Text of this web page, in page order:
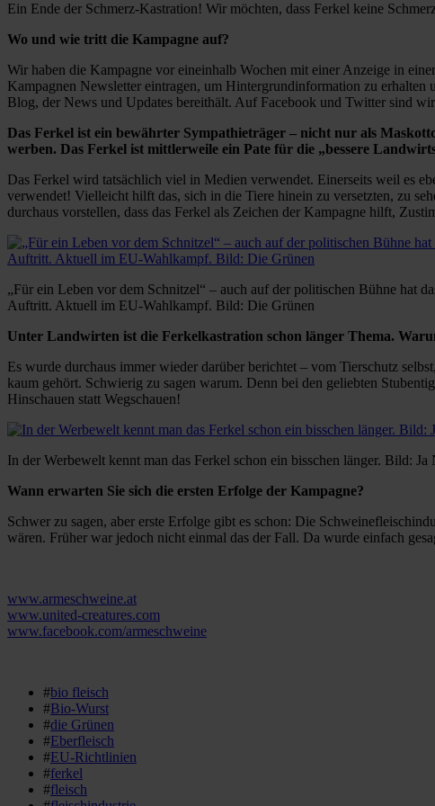
Ein Ende der Schmerz-Kastration! Wir möchten, dass Ferkel keine
Wo und wie tritt die Kampagne auf?
Wir haben die Kampagne vor eineinhalb Wochen mit einer Anzeige in
Kampagnen Newsletter eintragen, um Hintergrundinformation zu
Blog, der News und Updates bereithält. Auf Facebook und Twitter sind
Das Ferkel ist ein bewährter Sympathieträger – nicht nur als
werben. Das Ferkel ist mittlerweile ein Pate für die „bessere
Das Ferkel wird tatsächlich viel in Medien verwendet. Einerseits weil es
verwendet! Vielleicht hilft das, sich in die Tiere hinein zu versetzten, zu
durchaus vorstellen, dass das Ferkel als Zeichen der Kampagne hilft,
„Für ein Leben vor dem Schnitzel“ – auch auf der politischen Bühne hat
Auftritt. Aktuell im EU-Wahlkampf. Bild: Die Grünen
Unter Landwirten ist die Ferkelkastration schon länger Thema.
Es wurde durchaus immer wieder darüber berichtet – vom Tierschutz
kaum gehört. Schwierig zu sagen warum. Denn bei den geliebten
Hinschauen statt Wegschauen!
In der Werbewelt kennt man das Ferkel schon ein bisschen länger. Bild: Ja
Wann erwarten Sie sich die ersten Erfolge der Kampagne?
Schwer zu sagen, aber erste Erfolge gibt es schon: Die
wären. Früher war jedoch nicht einmal das der Fall. Da wurde einfach
www.armeschweine.at
www.united-creatures.com
www.facebook.com/armeschweine
#bio fleisch
#Bio-Wurst
#die Grünen
#Eberfleisch
#EU-Richtlinien
#ferkel
#fleisch